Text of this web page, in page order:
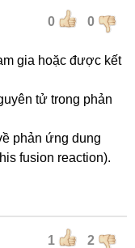
0 0
gia hoặc được kết
tử trong phản
phản ứng dung
fusion reaction).
1 2